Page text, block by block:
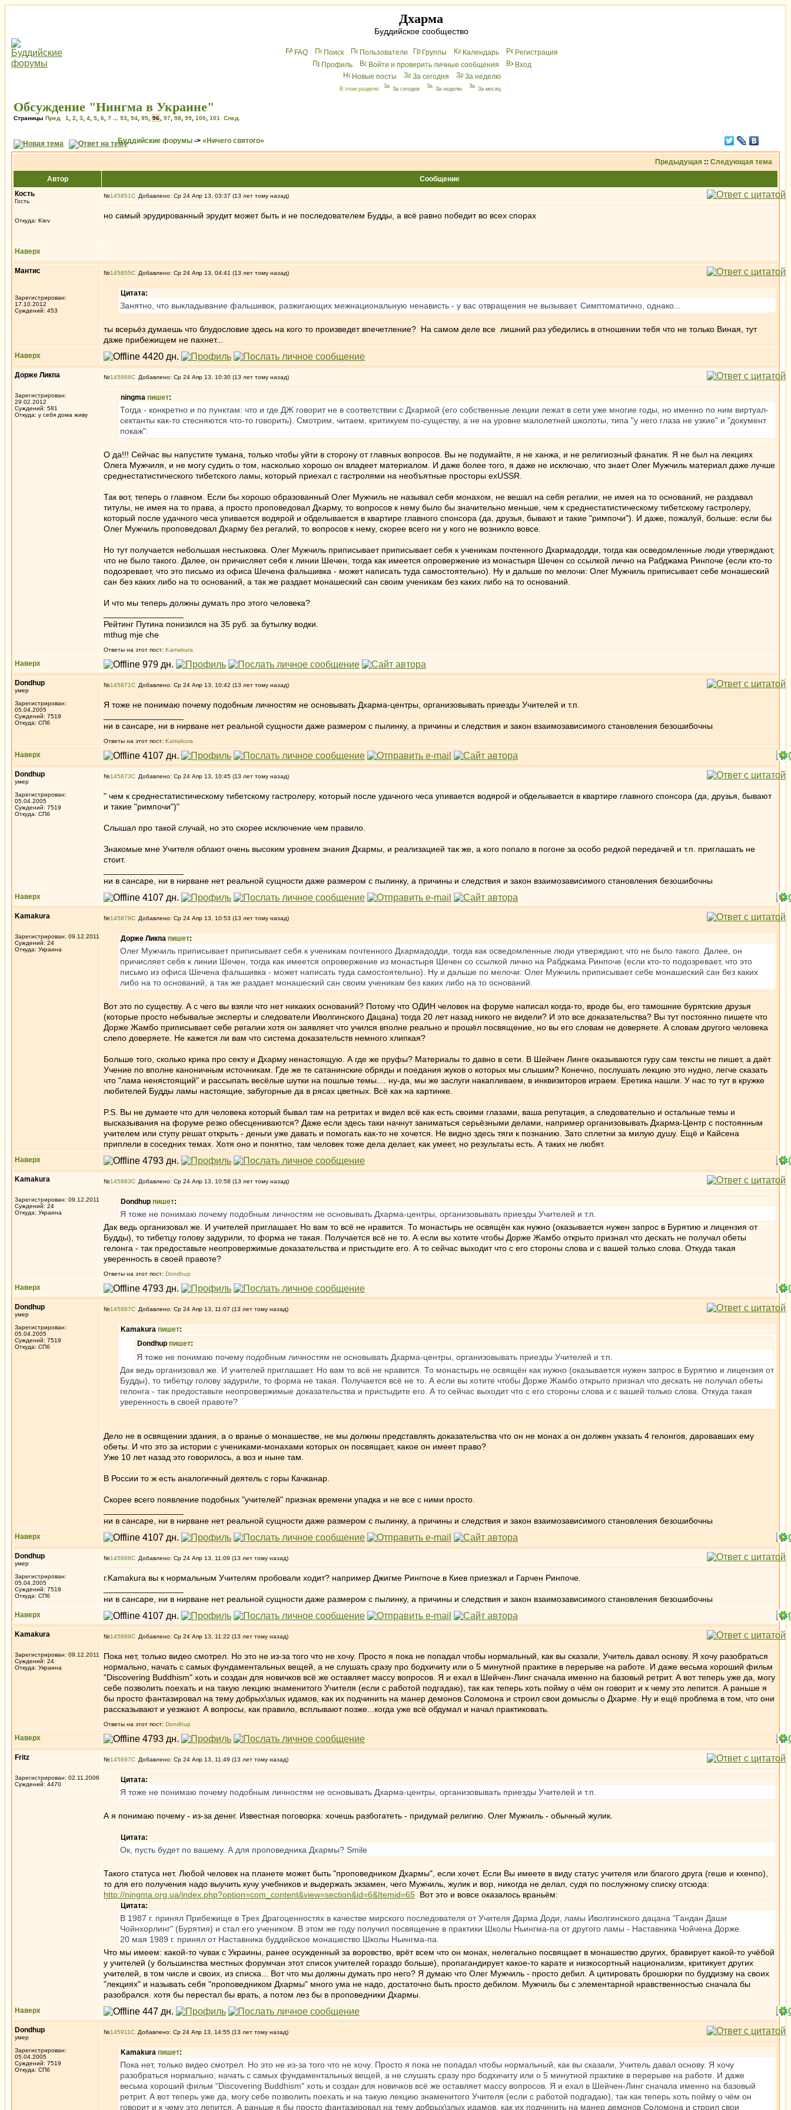
Дхарма
Буддийское сообщество
FAQ Поиск Пользователи Группы Календарь
Peгиcтрaция
Профиль
Войти и проверить личные сообщения
Вхoд
Новые посты
За сегодня За неделю
В этом разделе: За сегодня За неделю За месяц
Обсуждение "Нингма в Украине"
Страницы Пред. 1 2 3 4 5 6 7 93 94 95 96 97 98 99 100 101 След.
Буддийские форумы -> «Ничего святого»
Предыдущая :: Следующая тема
Автор
Сообщение
Кость
Гость
Откуда: Kiev
№145851 Добавлено: Ср 24 Апр 13, 03:37 (13 лет тому назад)
но самый эрудированный эрудит может быть и не последователем Будды, а всё равно победит во всех спорах
Наверх
Мантис
Зарегистрирован:
17.10.2012
Суждений: 453
№145855 Добавлено: Ср 24 Апр 13, 04:41 (13 лет тому назад)
Цитата:
Занятно, что выкладывание фальшивок, разжигающих межнациональную ненависть - у вас отвращения не вызывает. Симптоматично, однако...
ты всерьёз думаешь что блудословие здесь на кого то произведет впечетление? На самом деле все лишний раз убедились в отношении тебя что не только Виная, тут
даже прибежищем не пахнет...
Наверх
Дорже Ликпа
Зарегистрирован:
29.02.2012
Суждений: 581
Откуда: у себя дома живу
№145868 Добавлено: Ср 24 Апр 13, 10:30 (13 лет тому назад)
ningma пишет:
Тогда - конкретно и по пунктам: что и где ДЖ говорит не в соответствии с Дхармой (его собственные лекции лежат в сети уже многие годы, но именно по ним виртуал-
сектанты как-то стесняются что-то говорить). Смотрим, читаем, критикуем по-существу, а не на уровне малолетней школоты, типа "у него глаза не узкие" и "документ
покаж":
О да!!! Сейчас вы напустите тумана, только чтобы уйти в сторону от главных вопросов. Вы не подумайте, я не ханжа, и не религиозный фанатик. Я не был на лекциях
Олега Мужчиля, и не могу судить о том, насколько хорошо он владеет материалом. И даже более того, я даже не исключаю, что знает Олег Мужчиль материал даже лучше
среднестатистического тибетского ламы, который приехал с гастролями на необъятные просторы exUSSR.
Так вот, теперь о главном. Если бы хорошо образованный Олег Мужчиль не называл себя монахом, не вешал на себя регалии, не имея на то оснований, не раздавал
титулы, не имея на то права, а просто проповедовал Дхарму, то вопросов к нему было бы значительно меньше, чем к среднестатистическому тибетскому гастролеру,
который после удачного чеса упивается водярой и обделывается в квартире главного спонсора (да, друзья, бывают и такие "римпочи"). И даже, пожалуй, больше: если бы
Олег Мужчиль проповедовал Дхарму без регалий, то вопросов к нему, скорее всего ни у кого не возникло вовсе.
Но тут получается небольшая нестыковка. Олег Мужчиль приписывает приписывает себя к ученикам почтенного Дхармадодди, тогда как осведомленные люди утверждают,
что не было такого. Далее, он причисляет себя к линии Шечен, тогда как имеется опровержение из монастыря Шечен со ссылкой лично на Рабджама Ринпоче (если кто-то
подозревает, что это письмо из офиса Шечена фальшивка - может написать туда самостоятельно). Ну и дальше по мелочи: Олег Мужчиль приписывает себе монашеский
сан без каких либо на то оснований, а так же раздает монашеский сан своим ученикам без каких либо на то оснований.
И что мы теперь должны думать про этого человека?
Рейтинг Путина понизился на 35 руб. за бутылку водки.
mthug mje che
Ответы на этот пост: Kamakura
Наверх
Dondhup
умер
Зарегистрирован:
05.04.2005
Суждений: 7519
Откуда: СПб
№145871 Добавлено: Ср 24 Апр 13, 10:42 (13 лет тому назад)
Я тоже не понимаю почему подобным личностям не основывать Дхарма-центры, организовывать приезды Учителей и т.п.
ни в сансаре, ни в нирване нет реальной сущности даже размером с пылинку, а причины и следствия и закон взаимозависимого становления безошибочны
Ответы на этот пост: Kamakura
Наверх
Dondhup
умер
Зарегистрирован:
05.04.2005
Суждений: 7519
Откуда: СПб
№145873 Добавлено: Ср 24 Апр 13, 10:45 (13 лет тому назад)
" чем к среднестатистическому тибетскому гастролеру, который после удачного чеса упивается водярой и обделывается в квартире главного спонсора (да, друзья, бывают
и такие "римпочи")"
Слышал про такой случай, но это скорее исключение чем правило.
Знакомые мне Учителя облают очень высоким уровнем знания Дхармы, и реализацией так же, а кого попало в погоне за особо редкой передачей и т.п. приглашать не
стоит.
ни в сансаре, ни в нирване нет реальной сущности даже размером с пылинку, а причины и следствия и закон взаимозависимого становления безошибочны
Наверх
Kamakura
Зарегистрирован: 09.12.2011
Суждений: 24
Откуда: Украина
№145879 Добавлено: Ср 24 Апр 13, 10:53 (13 лет тому назад)
Дорже Ликпа пишет:
Олег Мужчиль приписывает приписывает себя к ученикам почтенного Дхармадодди, тогда как осведомленные люди утверждают, что не было такого. Далее, он
причисляет себя к линии Шечен, тогда как имеется опровержение из монастыря Шечен со ссылкой лично на Рабджама Ринпоче (если кто-то подозревает, что это
письмо из офиса Шечена фальшивка - может написать туда самостоятельно). Ну и дальше по мелочи: Олег Мужчиль приписывает себе монашеский сан без каких
либо на то оснований, а так же раздает монашеский сан своим ученикам без каких либо на то оснований.
Вот это по существу. А с чего вы взяли что нет никаких оснований? Потому что ОДИН человек на форуме написал когда-то, вроде бы, его тамошние бурятские друзья
(которые просто небывалые эксперты и следователи Иволгинского Дацана) тогда 20 лет назад никого не видели? И это все доказательства? Вы тут постоянно пишете что
Дорже Жамбо приписывает себе регалии хотя он заявляет что учился вполне реально и прошёл посвящение, но вы его словам не доверяете. А словам другого человека
слепо доверяете. Не кажется ли вам что система доказательств немного хлипкая?
Больше того, сколько крика про секту и Дхарму ненастоящую. А где же пруфы? Материалы то давно в сети. В Шейчен Линге оказываются гуру сам тексты не пишет, а даёт
Учение по вполне каноничным источникам. Где же те сатанинские обряды и поедания жуков о которых мы слышим? Конечно, послушать лекцию это нудно, легче сказать
что "лама ненястоящий" и рассыпать весёлые шутки на пошлые темы.... ну-да, мы же заслуги накапливаем, в инквизиторов играем. Еретика нашли. У нас то тут в кружке
любителей Будды ламы настоящие, забугорные да в рясах цветных. Всё как на картинке.
P.S. Вы не думаете что для человека который бывал там на ретритах и видел всё как есть своими глазами, ваша репутация, а следовательно и остальные темы и
высказывания на форуме резко обесцениваются? Даже если здесь таки начнут заниматься серьёзными делами, например организовывать Дхарма-Центр с постоянным
учителем или ступу решат открыть - деньги уже давать и помогать как-то не хочется. Не видно здесь тяги к познанию. Зато сплетни за милую душу. Ещё и Кайсена
приплели в соседних темах. Хотя оно и понятно, там человек тоже дела делает, как умеет, но результаты есть. А таких не любят.
Наверх
Kamakura
Зарегистрирован: 09.12.2011
Суждений: 24
Откуда: Украина
№145883 Добавлено: Ср 24 Апр 13, 10:58 (13 лет тому назад)
Dondhup пишет:
Я тоже не понимаю почему подобным личностям не основывать Дхарма-центры, организовывать приезды Учителей и т.п.
Дак ведь организовал же. И учителей приглашает. Но вам то всё не нравится. То монастырь не освящён как нужно (оказывается нужен запрос в Бурятию и лицензия от
Будды), то тибетцу голову задурили, то форма не такая. Получается всё не то. А если вы хотите чтобы Дорже Жамбо открыто признал что дескать не получал обеты
гелонга - так предоставьте неопровержимые доказательства и пристыдите его. А то сейчас выходит что с его стороны слова и с вашей только слова. Откуда такая
уверенность в своей правоте?
Ответы на этот пост: Dondhup
Наверх
Dondhup
умер
Зарегистрирован:
05.04.2005
Суждений: 7519
Откуда: СПб
№145887 Добавлено: Ср 24 Апр 13, 11:07 (13 лет тому назад)
Kamakura пишет:
Dondhup пишет:
Я тоже не понимаю почему подобным личностям не основывать Дхарма-центры, организовывать приезды Учителей и т.п.
Дак ведь организовал же. И учителей приглашает. Но вам то всё не нравится. То монастырь не освящён как нужно (оказывается нужен запрос в Бурятию и лицензия от
Будды), то тибетцу голову задурили, то форма не такая. Получается всё не то. А если вы хотите чтобы Дорже Жамбо открыто признал что дескать не получал обеты
гелонга - так предоставьте неопровержимые доказательства и пристыдите его. А то сейчас выходит что с его стороны слова и с вашей только слова. Откуда такая
уверенность в своей правоте?
Дело не в освящении здания, а о вранье о монашестве, не мы должны представлять доказательства что он не монах а он должен указать 4 гелонгов, даровавших ему
обеты. И что это за истории с учениками-монахами которых он посвящает, какое он имеет право?
Уже 10 лет назад это говорилось, а воз и ныне там.
В России то ж есть аналогичный деятель с горы Качканар.
Скорее всего появление подобных "учителей" признак времени упадка и не все с ними просто.
ни в сансаре, ни в нирване нет реальной сущности даже размером с пылинку, а причины и следствия и закон взаимозависимого становления безошибочны
Наверх
Dondhup
умер
Зарегистрирован:
05.04.2005
Суждений: 7519
Откуда: СПб
№145888 Добавлено: Ср 24 Апр 13, 11:09 (13 лет тому назад)
г.Kamakura вы к нормальным Учителям пробовали ходит? например Джигме Рингпоче в Киев приезжал и Гарчен Ринпоче.
ни в сансаре, ни в нирване нет реальной сущности даже размером с пылинку, а причины и следствия и закон взаимозависимого становления безошибочны
Наверх
Kamakura
Зарегистрирован: 09.12.2011
Суждений: 24
Откуда: Украина
№145889 Добавлено: Ср 24 Апр 13, 11:22 (13 лет тому назад)
Пока нет, только видео смотрел. Но это не из-за того что не хочу. Просто я пока не попадал чтобы нормальный, как вы сказали, Учитель давал основу. Я хочу разобраться
нормально, начать с самых фундаментальных вещей, а не слушать сразу про бодхичиту или о 5 минутной практике в перерыве на работе. И даже весьма хороший фильм
"Discovering Buddhism" хоть и создан для новичков всё же оставляет массу вопросов. Я и ехал в Шейчен-Линг сначала именно на базовый ретрит. А вот теперь уже да, могу
себе позволить поехать и на такую лекцию знаменитого Учителя (если с работой подгадаю), так как теперь хоть пойму о чём он говорит и к чему это лепится. А раньше я
бы просто фантазировал на тему добрых\злых идамов, как их подчинить на манер демонов Соломона и строил свои домыслы о Дхарме. Ну и ещё проблема в том, что они
рассказывают и уезжают. А вопросы, как правило, всплывают позже...когда уже всё обдумал и начал практиковать.
Ответы на этот пост: Dondhup
Наверх
Fritz
Зарегистрирован: 02.11.2006
Суждений: 4470
№145897 Добавлено: Ср 24 Апр 13, 11:49 (13 лет тому назад)
Цитата:
Я тоже не понимаю почему подобным личностям не основывать Дхарма-центры, организовывать приезды Учителей и т.п.
А я понимаю почему - из-за денег. Известная поговорка: хочешь разбогатеть - придумай религию. Олег Мужчиль - обычный жулик.
Цитата:
Ок, пусть будет по вашему. А для проповедника Дхармы? Smile
Такого статуса нет. Любой человек на планете может быть "проповедником Дхармы", если хочет. Если Вы имеете в виду статус учителя или благого друга (геше и кхенпо),
то для его получения надо выучить кучу учебников и выдержать экзамен, чего Мужчиль, жулик и вор, никогда не делал, судя по послужному списку отсюда:
http://ningma.org.ua/index.php?option=com_content&view=section&id=6&Itemid=65 Вот это и вовсе оказалось враньём:
Цитата:
В 1987 г. принял Прибежище в Трех Драгоценностях в качестве мирского последователя от Учителя Дарма Доди, ламы Иволгинского дацана "Гандан Даши
Чойнхорлинг" (Бурятия) и стал его учеником. В этом же году получил посвящение в практики Школы Ньингма-па от другого ламы - Наставника Чойчена Дорже.
20 мая 1989 г. принял от Наставника буддийское монашество Школы Ньингма-па.
Что мы имеем: какой-то чувак с Украины, ранее осужденный за воровство, врёт всем что он монах, нелегально посвящает в монашество других, бравирует какой-то учёбой
у учителей (у большинства местных форумчан этот список учителей гораздо больше), пропагандирует какое-то карате и низкосортный национализм, критикует других
учителей, в том числе и своих, из списка... Вот что мы должны думать про него? Я думаю что Олег Мужчиль - просто дебил. А цитировать брошюрки по буддизму на своих
"лекциях" и называть себя "проповедником Дхармы" много ума не надо, достаточно быть просто дебилом. Мужчиль бы с элементарной нравственностью сначала бы
разобрался. хотя бы перестал бы врать, а потом лез бы в проповедники Дхармы.
Наверх
Dondhup
умер
Зарегистрирован:
05.04.2005
Суждений: 7519
Откуда: СПб
№145911 Добавлено: Ср 24 Апр 13, 14:55 (13 лет тому назад)
Kamakura пишет:
Пока нет, только видео смотрел. Но это не из-за того что не хочу. Просто я пока не попадал чтобы нормальный, как вы сказали, Учитель давал основу. Я хочу
разобраться нормально, начать с самых фундаментальных вещей, а не слушать сразу про бодхичиту или о 5 минутной практике в перерыве на работе. И даже
весьма хороший фильм "Discovering Buddhism" хоть и создан для новичков всё же оставляет массу вопросов. Я и ехал в Шейчен-Линг сначала именно на базовый
ретрит. А вот теперь уже да, могу себе позволить поехать и на такую лекцию знаменитого Учителя (если с работой подгадаю), так как теперь хоть пойму о чём он
говорит и к чему это лепится. А раньше я бы просто фантазировал на тему добрых\злых идамов, как их подчинить на манер демонов Соломона и строил свои